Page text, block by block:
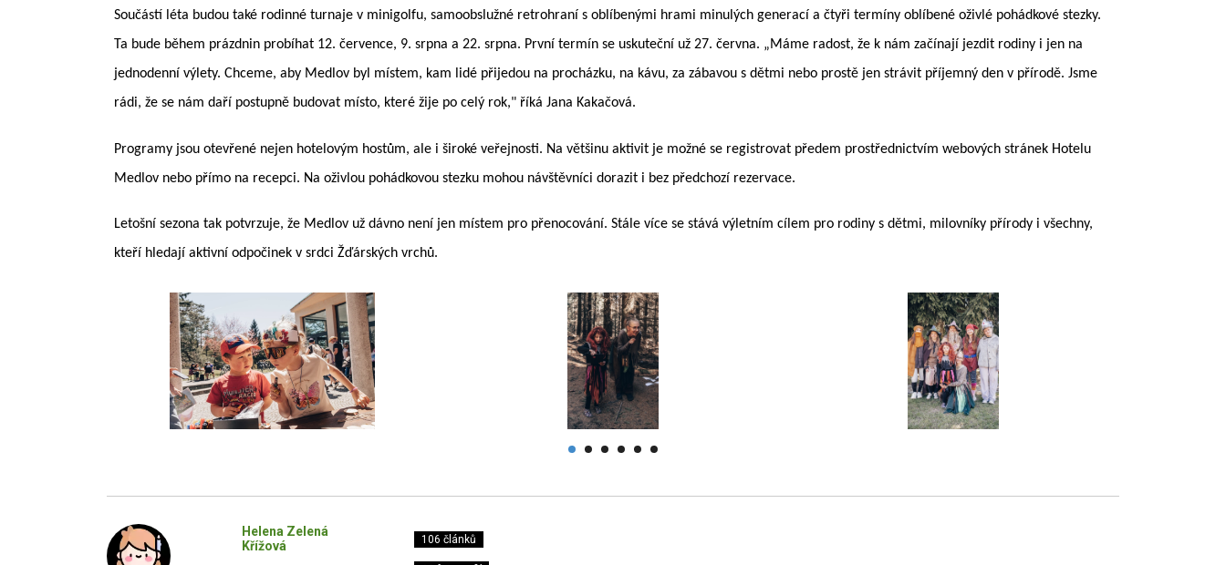
Součástí léta budou také rodinné turnaje v minigolfu, samoobslužné retrohraní s oblíbenými hrami minulých generací a čtyři termíny oblíbené oživlé pohádkové stezky.
Ta bude během prázdnin probíhat 12. července, 9. srpna a 22. srpna. První termín se uskuteční už 27. června. „Máme radost, že k nám začínají jezdit rodiny i jen na
jednodenní výlety. Chceme, aby Medlov byl místem, kam lidé přijedou na procházku, na kávu, za zábavou s dětmi nebo prostě jen strávit příjemný den v přírodě. Jsme
rádi, že se nám daří postupně budovat místo, které žije po celý rok," říká Jana Kakačová.
Programy jsou otevřené nejen hotelovým hostům, ale i široké veřejnosti. Na většinu aktivit je možné se registrovat předem prostřednictvím webových stránek Hotelu
Medlov nebo přímo na recepci. Na oživlou pohádkovou stezku mohou návštěvníci dorazit i bez předchozí rezervace.
Letošní sezona tak potvrzuje, že Medlov už dávno není jen místem pro přenocování. Stále více se stává výletním cílem pro rodiny s dětmi, milovníky přírody i všechny,
kteří hledají aktivní odpočinek v srdci Žďárských vrchů.
Helena Zelená
Křížová
106 článků